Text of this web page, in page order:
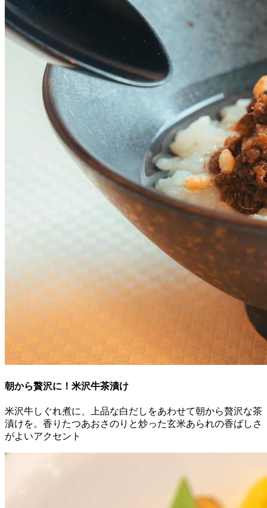
朝から贅沢に！米沢牛茶漬け
米沢牛しぐれ煮に、上品な白だしをあわせて朝から贅沢な茶
漬けを。香りたつあおさのりと炒った玄米あられの香ばしさ
がよいアクセント